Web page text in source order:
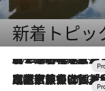
新着トピ
2026.8.7
【トンボの足水浴】ヒノキの香りに包まれて涼感マックス！約13℃の湧水かけ流しを避暑地「星野温泉 トンボの湯」で体験
2026.7.31
【ホテル帰省】という選択肢をOMOが提案。家族とほどよい距離を保つには「昼は実家、夜は気兼ねなくホテルで！」